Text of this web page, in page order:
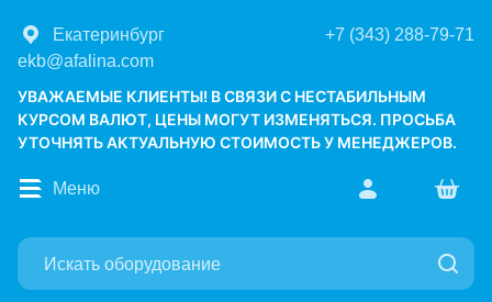
Екатеринбург
+7 (343) 288-79-71
ekb@afalina.com
УВАЖАЕМЫЕ КЛИЕНТЫ! В СВЯЗИ С НЕСТАБИЛЬНЫМ
КУРСОМ ВАЛЮТ, ЦЕНЫ МОГУТ ИЗМЕНЯТЬСЯ. ПРОСЬБА
УТОЧНЯТЬ АКТУАЛЬНУЮ СТОИМОСТЬ У МЕНЕДЖЕРОВ.
Меню